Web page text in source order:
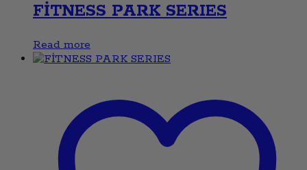
FİTNESS PARK SERIES
Read more